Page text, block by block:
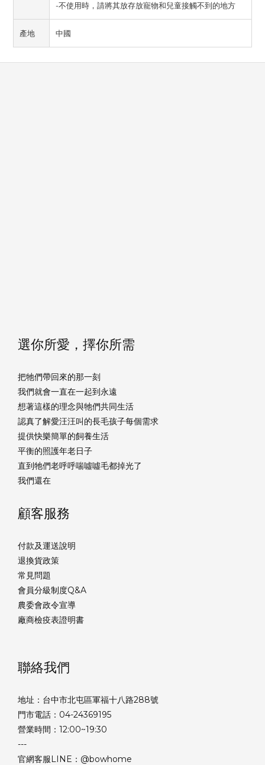
-不使用時，請將其放存放寵物和兒童接觸不到的地方
產地 中國
選你所愛，擇你所需
把牠們帶回來的那一刻
我們就會一直在一起到永遠
想著這樣的理念與牠們共同生活
認真了解愛汪汪叫的長毛孩子每個需求
提供快樂簡單的飼養生活
平衡的照護年老日子
直到牠們老呼呼喘噓噓毛都掉光了
我們還在
顧客服務
付款及運送說明
退換貨政策
常見問題
會員分級制度Q&A
農委會政令宣導
廠商檢疫表證明書
聯絡我們
地址：台中市北屯區軍福十八路288號
門市電話：04-24369195
營業時間：12:00~19:30
---
官網客服LINE：@bowhome